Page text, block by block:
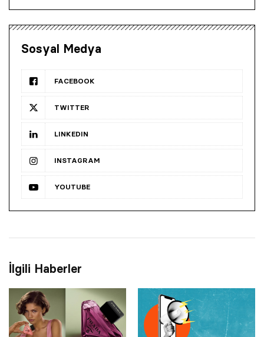
Sosyal Medya
FACEBOOK
TWITTER
LINKEDIN
INSTAGRAM
YOUTUBE
İlgili Haberler